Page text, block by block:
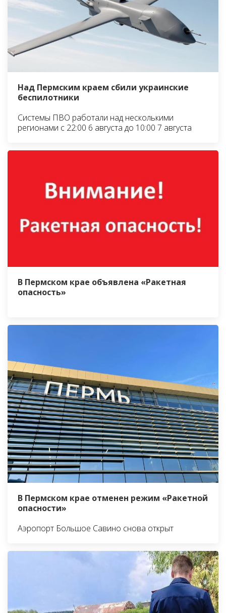
Над Пермским краем сбили украинские
беспилотники
Системы ПВО работали над несколькими
регионами с 22:00 6 августа до 10:00 7 августа
В Пермском крае объявлена «Ракетная
опасность»
В Пермском крае отменен режим «Ракетной
опасности»
Аэропорт Большое Савино снова открыт